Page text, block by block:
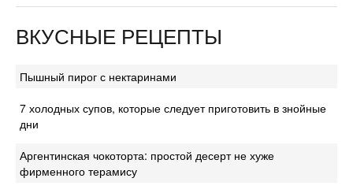
ВКУСНЫЕ РЕЦЕПТЫ
Пышный пирог с нектаринами
7 холодных супов, которые следует приготовить в знойные
дни
Аргентинская чокоторта: простой десерт не хуже
фирменного терамису